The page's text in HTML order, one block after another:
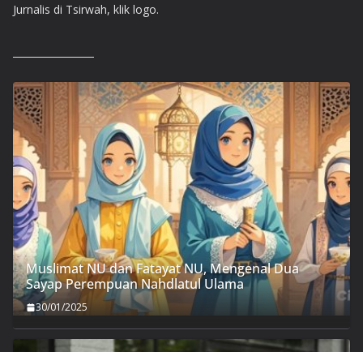
Jurnalis di Tsirwah, klik logo.
Muslimat NU dan Fatayat NU, Mengenal Dua
Sayap Perempuan Nahdlatul Ulama
30/01/2025